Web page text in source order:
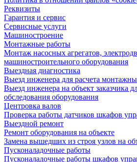
Реквизиты
Гарантия и сервис
Сервисные услуги
Машиностроение
Монтажные работы
Монтаж насосных агрегатов,
машиностроительного оборудования
Выездная диагностика
Выезд инженера для расчета
Выезд инженера на объект заказчика
обследования оборудования
Центровка валов
Проверка работы датчиков шкафов
Выездной ремонт
Ремонт оборудования на объекте
Замена вышедших из строя узлов на
Пусконаладочные работы
Пусконаладочные работы шкафов